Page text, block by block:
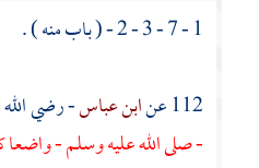
1 - 7 - 3 - 2 - ( باب منه ) .
112 عن
ابن عباس- رضي
- صلى الله عليه وسلم -